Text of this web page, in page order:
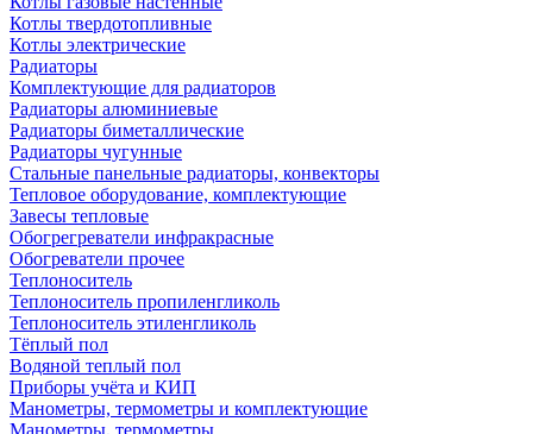
Котлы твердотопливные
Котлы электрические
Радиаторы
Комплектующие для радиаторов
Радиаторы алюминиевые
Радиаторы биметаллические
Радиаторы чугунные
Стальные панельные радиаторы, конвекторы
Тепловое оборудование, комплектующие
Завесы тепловые
Обогрегреватели инфракрасные
Обогреватели прочее
Теплоноситель
Теплоноситель пропиленгликоль
Теплоноситель этиленгликоль
Тёплый пол
Водяной теплый пол
Приборы учёта и КИП
Манометры, термометры и комплектующие
Манометры, термометры